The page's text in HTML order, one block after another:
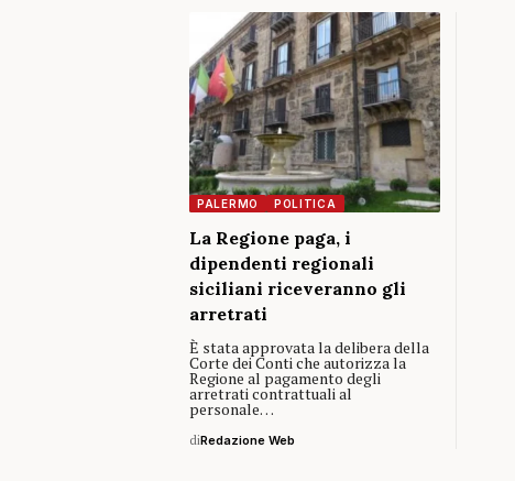
PALERMO POLITICA
La Regione paga, i
dipendenti regionali
siciliani riceveranno gli
arretrati
È stata approvata la delibera della
Corte dei Conti che autorizza la
Regione al pagamento degli
arretrati contrattuali al
personale…
diRedazione Web